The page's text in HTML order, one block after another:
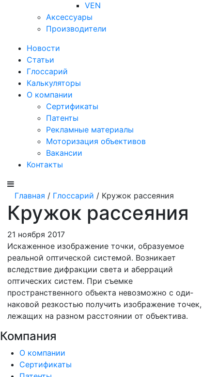
VEN
Аксессуары
Производители
Новости
Статьи
Глоссарий
Калькуляторы
О компании
Сертификаты
Патенты
Рекламные материалы
Моторизация объективов
Вакансии
Контакты
Главная / Глоссарий / Кружок рассеяния
Кружок рассеяния
21 ноября 2017
Искаженное изображе­ние точки, образуемое
реальной оптической си­стемой. Возникает
вследствие дифракции све­та и аберраций
оптических систем. При съемке
пространственного объекта невозможно с оди­
наковой резкостью получить изображение точек,
лежащих на разном расстоянии от объектива.
Компания
О компании
Сертификаты